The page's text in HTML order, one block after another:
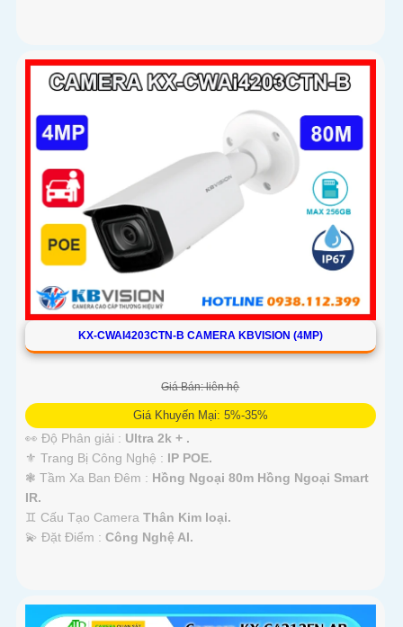
KX-CWAI4203CTN-B CAMERA KBVISION (4MP)
Giá Bán: liên hệ
Giá Khuyến Mại: 5%-35%
👀 Độ Phân giải : Ultra 2k + .
⚜️ Trang Bị Công Nghệ : IP POE.
❃ Tầm Xa Ban Đêm : Hồng Ngoại 80m Hồng Ngoại Smart
IR.
♊ Cấu Tạo Camera Thân Kim loại.
️💫 Đặt Điểm : Công Nghệ AI.